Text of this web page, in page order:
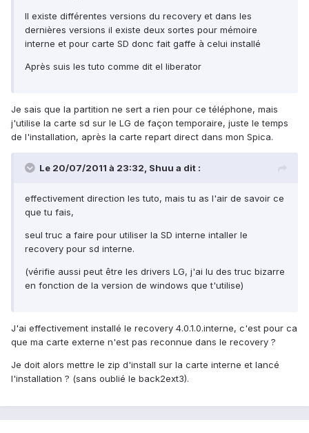
Il existe différentes versions du recovery et dans les
dernières versions il existe deux sortes pour mémoire
interne et pour carte SD donc fait gaffe à celui installé
Après suis les tuto comme dit el liberator
Je sais que la partition ne sert a rien pour ce téléphone, mais
j'utilise la carte sd sur le LG de façon temporaire, juste le temps
de l'installation, après la carte repart direct dans mon Spica.
Le 20/07/2011 à 23:32, Shuu a dit :
effectivement direction les tuto, mais tu as l'air de savoir ce
que tu fais,
seul truc a faire pour utiliser la SD interne intaller le
recovery pour sd interne.
(vérifie aussi peut être les drivers LG, j'ai lu des truc bizarre
en fonction de la version de windows que t'utilise)
J'ai effectivement installé le recovery 4.0.1.0.interne, c'est pour ca
que ma carte externe n'est pas reconnue dans le recovery ?
Je doit alors mettre le zip d'install sur la carte interne et lancé
l'installation ? (sans oublié le back2ext3).